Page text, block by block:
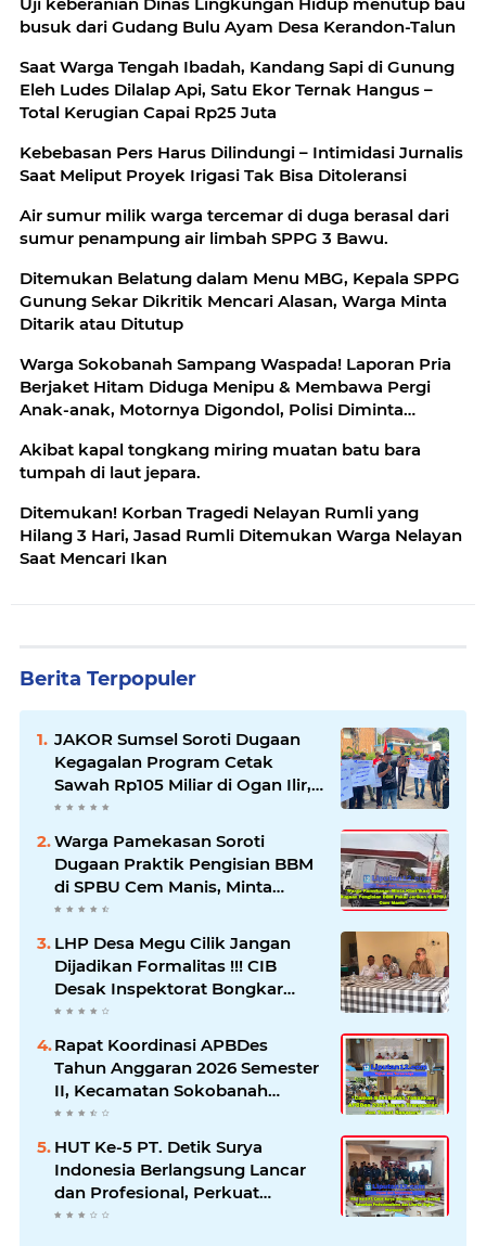
busuk dari Gudang Bulu Ayam Desa Kerandon-Talun
Saat Warga Tengah Ibadah, Kandang Sapi di Gunung
Eleh Ludes Dilalap Api, Satu Ekor Ternak Hangus –
Total Kerugian Capai Rp25 Juta
Kebebasan Pers Harus Dilindungi – Intimidasi Jurnalis
Saat Meliput Proyek Irigasi Tak Bisa Ditoleransi
Air sumur milik warga tercemar di duga berasal dari
sumur penampung air limbah SPPG 3 Bawu.
Ditemukan Belatung dalam Menu MBG, Kepala SPPG
Gunung Sekar Dikritik Mencari Alasan, Warga Minta
Ditarik atau Ditutup
Warga Sokobanah Sampang Waspada! Laporan Pria
Berjaket Hitam Diduga Menipu & Membawa Pergi
Anak-anak, Motornya Digondol, Polisi Diminta
Akibat kapal tongkang miring muatan batu bara
tumpah di laut jepara.
Ditemukan! Korban Tragedi Nelayan Rumli yang
Hilang 3 Hari, Jasad Rumli Ditemukan Warga Nelayan
Saat Mencari Ikan
Berita Terpopuler
JAKOR Sumsel Soroti Dugaan
Kegagalan Program Cetak
Sawah Rp105 Miliar di Ogan Ilir,
Desak Kadis Pertanian Mundur
Warga Pamekasan Soroti
Dugaan Praktik Pengisian BBM
di SPBU Cem Manis, Minta
Klarifikasi dan Pengawasan
LHP Desa Megu Cilik Jangan
Dijadikan Formalitas !!! CIB
Desak Inspektorat Bongkar
Seluruh Fakta dan Hentikan
Dugaan Permainan Oknum
Rapat Koordinasi APBDes
Tahun Anggaran 2026 Semester
II, Kecamatan Sokobanah
Libatkan 12 Desa
HUT Ke-5 PT. Detik Surya
Indonesia Berlangsung Lancar
dan Profesional, Perkuat
Kompetensi Wartawan